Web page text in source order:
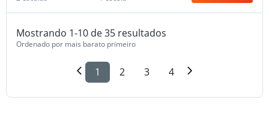
Mostrando 1-10 de 35 resultados
Ordenado por mais barato primeiro
1 2 3 4